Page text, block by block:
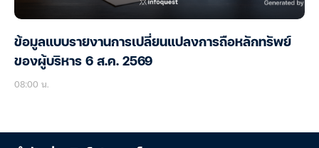
ข้อมูลแบบรายงานการเปลี่ยนแปลงการถือหลักทรัพย์
ของผู้บริหาร 6 ส.ค. 2569
08:00 น.